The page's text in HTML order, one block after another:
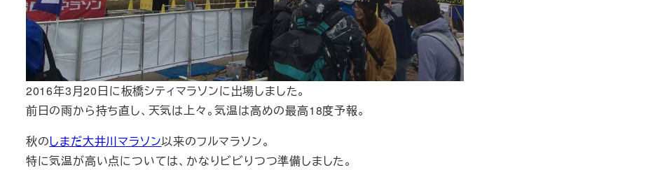
2016年3月20日に板橋シティマラソンに出場しました。
前日の雨から持ち直し、天気は上々。気温は高めの最高18度予報。
秋のしまだ大井川マラソン以来のフルマラソン。
特に気温が高い点については、かなりビビりつつ準備しました。